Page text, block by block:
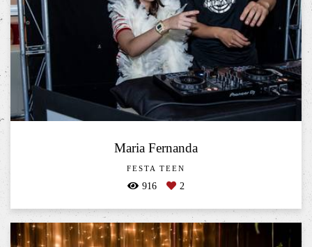
Maria Fernanda
FESTA TEEN
916 2